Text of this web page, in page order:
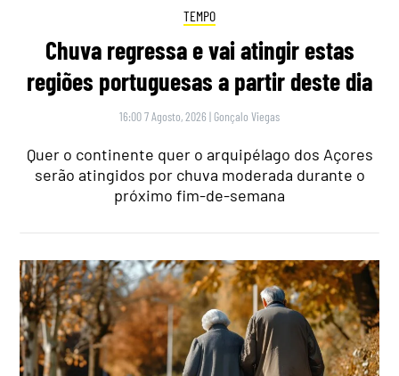
TEMPO
Chuva regressa e vai atingir estas
regiões portuguesas a partir deste dia
16:00 7 Agosto, 2026 | Gonçalo Viegas
Quer o continente quer o arquipélago dos Açores
serão atingidos por chuva moderada durante o
próximo fim-de-semana